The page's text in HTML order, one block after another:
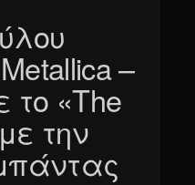
–
το «The
την